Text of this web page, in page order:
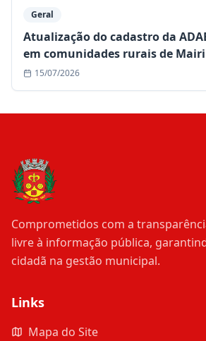
Geral
Atualização do cadastro da
em comunidades rurais de
de julho
15/07/2026
Comprometidos com a
livre à informação pública,
cidadã na gestão municipal.
Links
Mapa do Site